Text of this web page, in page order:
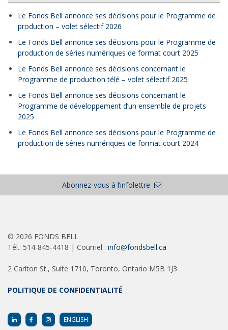
Le Fonds Bell annonce ses décisions pour le Programme de
production – volet sélectif 2026
Le Fonds Bell annonce ses décisions pour le Programme de
production de séries numériques de format court 2025
Le Fonds Bell annonce ses décisions concernant le
Programme de production télé – volet sélectif 2025
Le Fonds Bell annonce ses décisions concernant le
Programme de développement d’un ensemble de projets
2025
Le Fonds Bell annonce ses décisions pour le Programme de
production de séries numériques de format court 2024
Abonnez-vous à l’infolettre
© 2026 FONDS BELL
Tél.: 514-845-4418 | Courriel : info@fondsbell.ca
2 Carlton St., Suite 1710, Toronto, Ontario M5B 1J3
POLITIQUE DE CONFIDENTIALITÉ
ENGLISH